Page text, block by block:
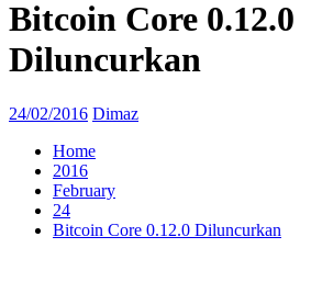
Bitcoin Core 0.12.0
Diluncurkan
24/02/2016 Dimaz
Home
2016
February
24
Bitcoin Core 0.12.0 Diluncurkan